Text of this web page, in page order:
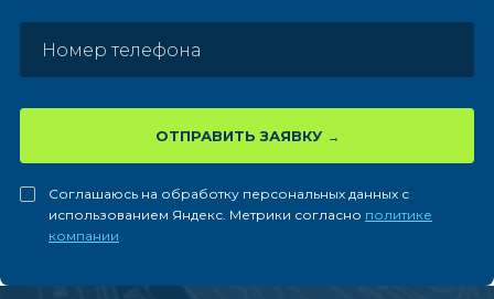
ОТПРАВИТЬ ЗАЯВКУ
Соглашаюсь на обработку персональных данных с
использованием Яндекс. Метрики согласно политике
компании